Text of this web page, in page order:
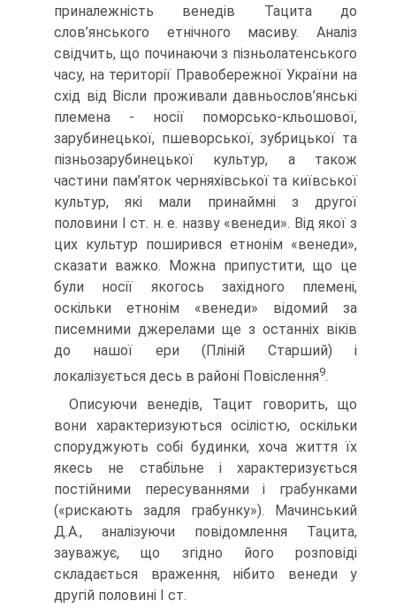
приналежність венедів Тацита до
слов’янського етнічного масиву. Аналіз
свідчить, що починаючи з пізньолатенського
часу, на території Правобережної України на
схід від Вісли проживали давньослов’янські
племена - носії поморсько-кльошової,
зарубинецької, пшеворської, зубрицької та
пізньозарубинецької культур, а також
частини пам’яток черняхівської та київської
культур, які мали принаймні з другої
половини І ст. н. е. назву «венеди». Від якої з
цих культур поширився етнонім «венеди»,
сказати важко. Можна припустити, що це
були носії якогось західного племені,
оскільки етнонім «венеди» відомий за
писемними джерелами ще з останніх віків
до нашої ери (Пліній Старший) і
локалізується десь в районі Повіслення9.
Описуючи венедів, Тацит говорить, що
вони характеризуються осілістю, оскільки
споруджують собі будинки, хоча життя їх
якесь не стабільне і характеризується
постійними пересуваннями і грабунками
(«рискають задля грабунку»). Мачинський
Д.А., аналізуючи повідомлення Тацита,
зауважує, що згідно його розповіді
складається враження, нібито венеди у
другій половині І ст.